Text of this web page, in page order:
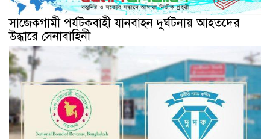
সাজেকগামী পর্যটকবাহী যানবাহন দুর্ঘটনায় আহতদের
উদ্ধারে সেনাবাহিনী